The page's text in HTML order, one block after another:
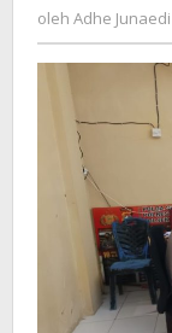
oleh Adhe